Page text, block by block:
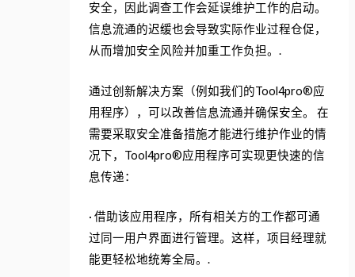
安全，因此调查工作会延误维护工作的启动。
信息流通的迟缓也会导致实际作业过程仓促，
从而增加安全风险并加重工作负担。.
通过创新解决方案（例如我们的Tool4pro®应
用程序），可以改善信息流通并确保安全。 在
需要采取安全准备措施才能进行维护作业的情
况下，Tool4pro®应用程序可实现更快速的信
息传递：
· 借助该应用程序，所有相关方的工作都可通
过同一用户界面进行管理。这样，项目经理就
能更轻松地统筹全局。.